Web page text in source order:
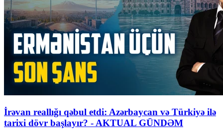
İrəvan reallığı qəbul etdi: Azərbaycan və Türkiyə ilə
tarixi dövr başlayır? - AKTUAL GÜNDƏM